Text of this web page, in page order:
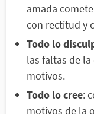
amada
con rectitud y
Todo lo
las faltas de
motivos.
Todo lo cree:
motivos de la